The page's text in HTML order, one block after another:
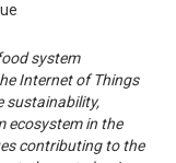
system
Internet of Things
sustainability,
ecosystem in the
contributing to the